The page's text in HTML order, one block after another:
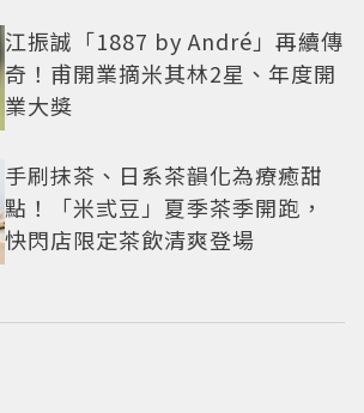
江振誠「1887 by André」再續傳
奇！甫開業摘米其林2星、年度開
業大獎
手刷抹茶、日系茶韻化為療癒甜
點！「米弎豆」夏季茶季開跑，
快閃店限定茶飲清爽登場